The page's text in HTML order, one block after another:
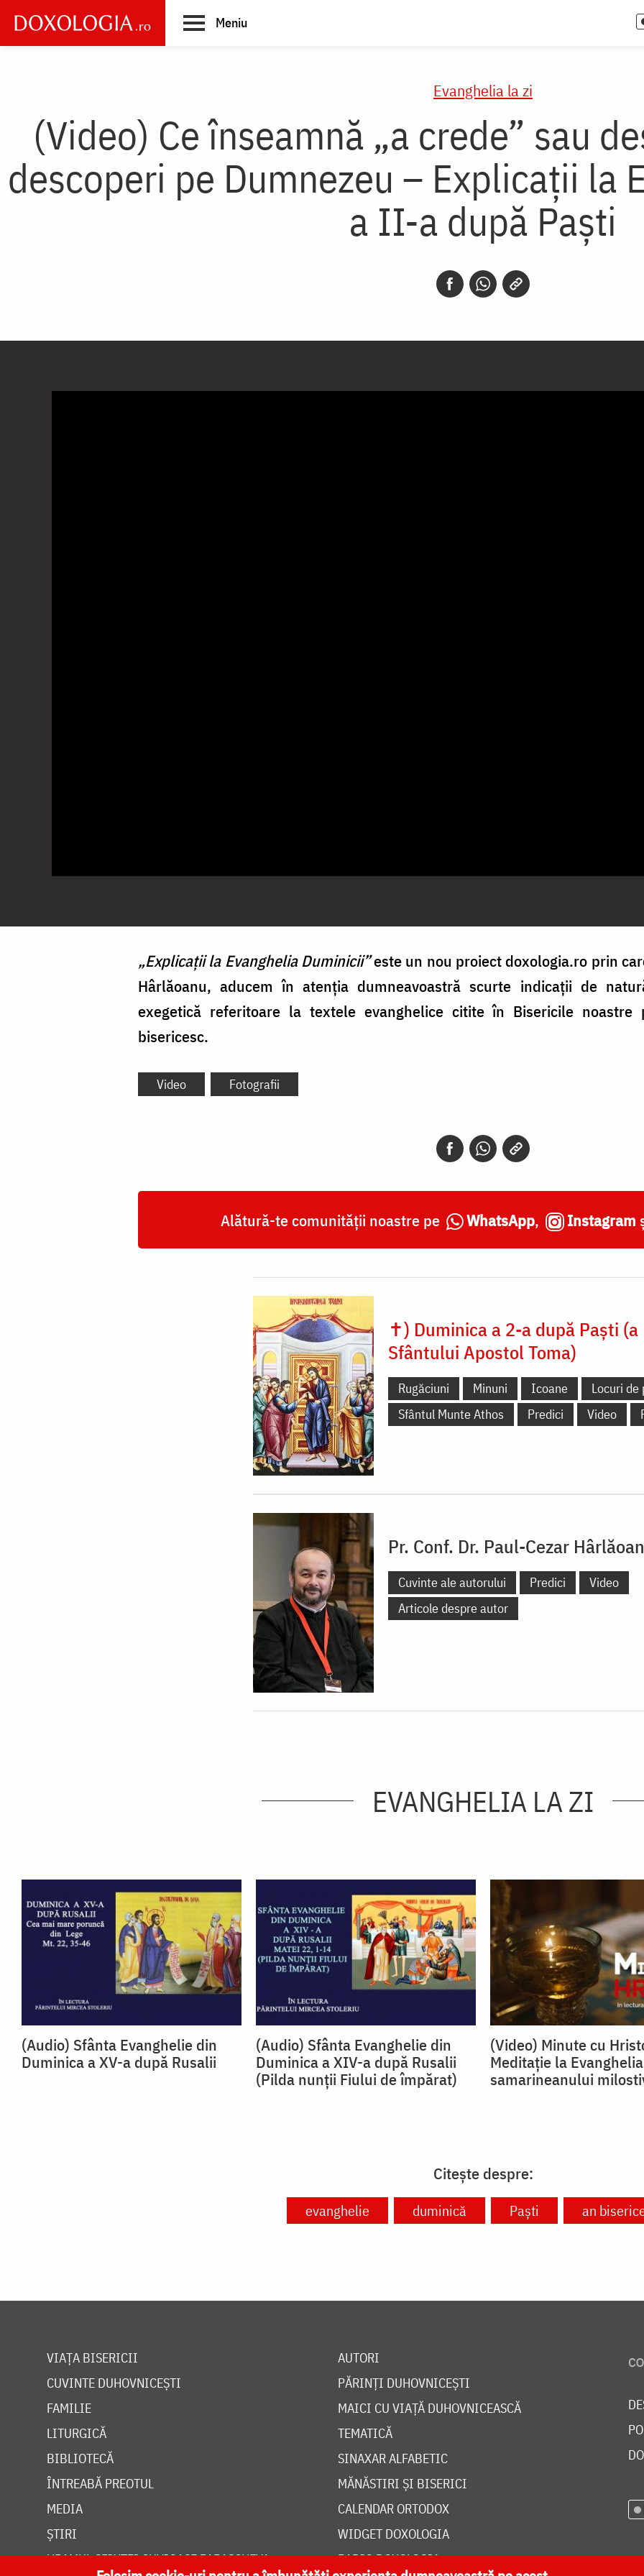
main
Meniu
Evanghelia la zi
(Video) Ce înseamnă „a crede” sau
descoperi pe Dumnezeu – Explicații la
a II-a după Paști
„Explicații la Evanghelia Duminicii”este un nou proiect doxologia.ro prin
Hârlăoanu, aducem în atenția dumneavoastră scurte indicaţii de
exegetică referitoare la textele evanghelice citite în Bisericile
bisericesc.
Video Fotografii
Alătură-te comunității noastre pe WhatsApp, Instagram
✝) Duminica a 2-a după Paști (a
Sfântului Apostol Toma)
Rugăciuni Minuni Icoane
Locuri de
Sfântul Munte Athos
Predici Video
Pr. Conf. Dr. Paul-Cezar
Cuvinte ale autorului Predici
Video
Articole despre autor
EVANGHELIA LA ZI
(Audio) Sfânta Evanghelie din
Duminica a XV-a după Rusalii
(Audio) Sfânta Evanghelie din
Duminica a XIV-a după Rusalii
(Pilda nunții Fiului de împărat)
(Video) Minute cu
Meditație la Evanghelia
samarineanului
Citește despre:
evanghelie duminică Paști an
VIAȚA BISERICII
CUVINTE DUHOVNICEȘTI
FAMILIE
LITURGICĂ
BIBLIOTECĂ
ÎNTREABĂ PREOTUL
MEDIA
ȘTIRI
HRAMUL SFINTEI CUVIOASE PARASCHEVA
AUTORI
PĂRINȚI DUHOVNICEȘTI
MAICI CU VIAȚĂ DUHOVNICEASCĂ
TEMATICĂ
SINAXAR ALFABETIC
MĂNĂSTIRI ȘI BISERICI
CALENDAR ORTODOX
WIDGET DOXOLOGIA
RADIO DOXOLOGIA